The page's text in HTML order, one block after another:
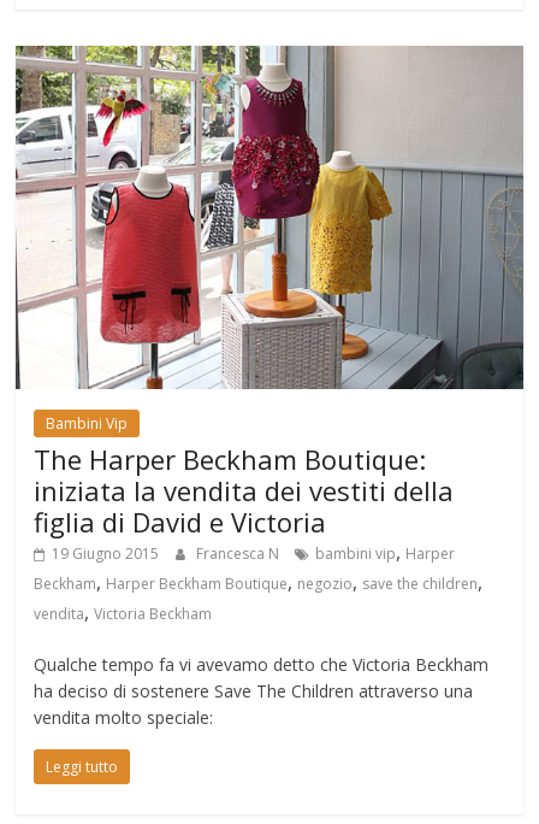
Bambini Vip
The Harper Beckham Boutique:
iniziata la vendita dei vestiti della
figlia di David e Victoria
19 Giugno 2015 Francesca N bambini vip, Harper
Beckham, Harper Beckham Boutique, negozio, save the children,
vendita,Victoria Beckham
Qualche tempo fa vi avevamo detto che Victoria Beckham
ha deciso di sostenere Save The Children attraverso una
vendita molto speciale:
Leggi tutto